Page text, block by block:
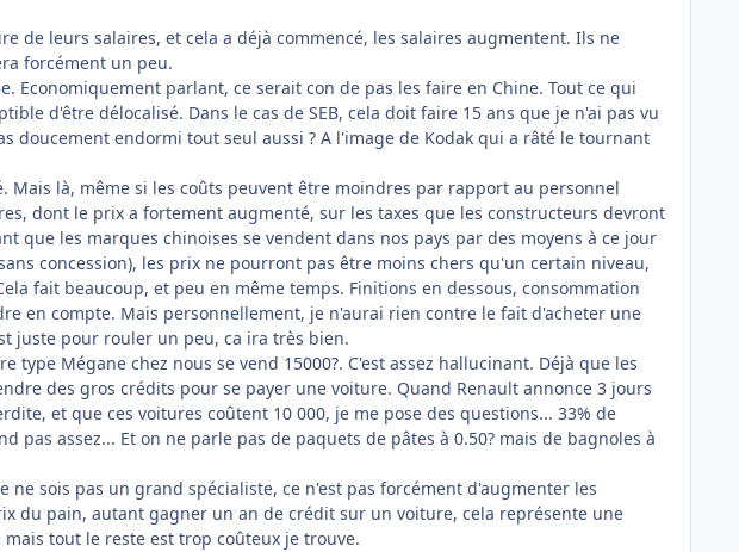
de leurs salaires, et cela a déjà commencé, les salaires augmentent. Ils ne
forcément un peu.
Economiquement parlant, ce serait con de pas les faire en Chine. Tout ce qui
d'être délocalisé. Dans le cas de SEB, cela doit faire 15 ans que je n'ai pas vu
endormi tout seul aussi ? A l'image de Kodak qui a râté le tournant
là, même si les coûts peuvent être moindres par rapport au personnel
dont le prix a fortement augmenté, sur les taxes que les constructeurs devront
que les marques chinoises se vendent dans nos pays par des moyens à ce jour
concession), les prix ne pourront pas être moins chers qu'un certain niveau,
fait beaucoup, et peu en même temps. Finitions en dessous, consommation
en compte. Mais personnellement, je n'aurai rien contre le fait d'acheter une
juste pour rouler un peu, ca ira très bien.
Mégane chez nous se vend 15000?. C'est assez hallucinant. Déjà que les
des gros crédits pour se payer une voiture. Quand Renault annonce 3 jours
et que ces voitures coûtent 10 000, je me pose des questions... 33% de
assez... Et on ne parle pas de paquets de pâtes à 0.50? mais de bagnoles à
sois pas un grand spécialiste, ce n'est pas forcément d'augmenter les
du pain, autant gagner un an de crédit sur un voiture, cela représente une
tout le reste est trop coûteux je trouve.